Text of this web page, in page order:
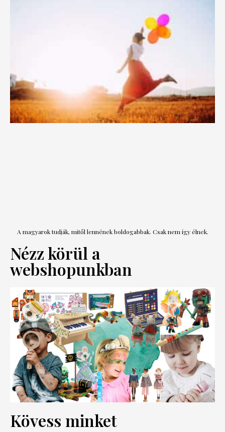
A magyarok tudják, mitől lennének boldogabbak. Csak nem így élnek.
Nézz körül a
webshopunkban
Kövess minket